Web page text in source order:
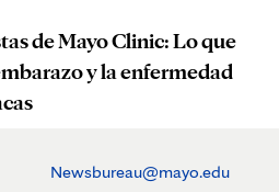
de Mayo Clinic: Lo que
y la enfermedad
Newsbureau@mayo.edu